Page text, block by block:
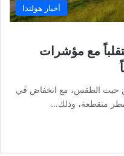
أخبار هولندا
مع مؤشرات
حيث الطقس، مع انخفاض في
متقطعة، وذلك…